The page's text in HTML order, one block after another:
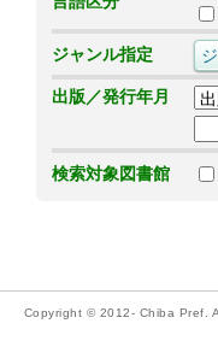
ジャンル指定
出版／発行年月
検索対象図書館
Copyright © 2012- Chiba Pref.